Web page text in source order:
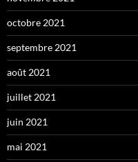
octobre 2021
septembre 2021
août 2021
juillet 2021
juin 2021
mai 2021